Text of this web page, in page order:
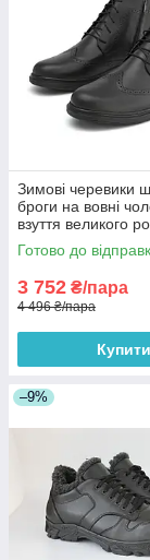
Зимові черевики
броги на вовні
взуття великого
48 47 46 Rosso
Winter Brogues
Готово до
3 752 ₴/пара
4 496 ₴/пара
Купити
–9%